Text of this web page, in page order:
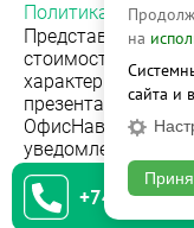
Политика
Представленная
стоимости
характер и не
презентации
ОфисНавигатор
уведомления.
на
сайта и